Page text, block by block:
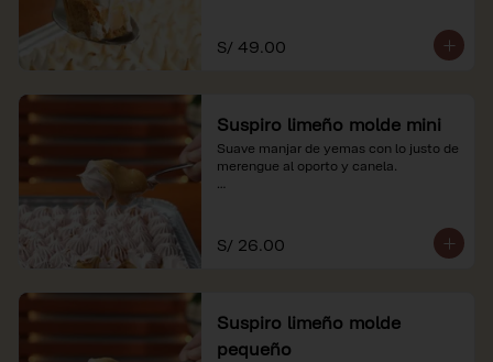
soles e incluyen impuestos de ley y
recargo al consumo.
S/ 49.00
Suspiro limeño molde mini
Suave manjar de yemas con lo justo de
merengue al oporto y canela.
S/ 26.00
Suspiro limeño molde
pequeño